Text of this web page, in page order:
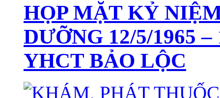
HỌP MẶT KỶ
DƯỠNG 12/5/1965
YHCT BẢO LỘC